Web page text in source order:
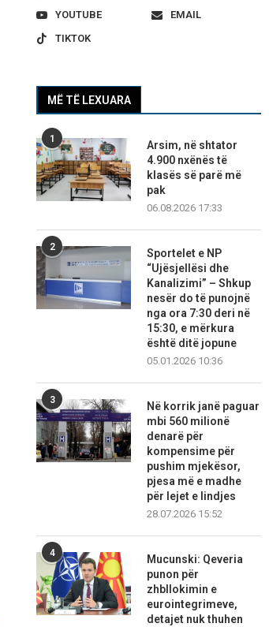
YOUTUBE
EMAIL
TIKTOK
MË TË LEXUARA
1
Arsim, në shtator
4.900 nxënës të
klasës së parë më
pak
06.08.2026 17:33
2
Sportelet e NP
“Ujësjellësi dhe
Kanalizimi” – Shkup
nesër do të punojnë
nga ora 7:30 deri në
15:30, e mërkura
është ditë jopune
05.01.2026 10:36
3
Në korrik janë paguar
mbi 560 milionë
denarë për
kompensime për
pushim mjekësor,
pjesa më e madhe
për lejet e lindjes
28.07.2026 15:52
4
Mucunski: Qeveria
punon për
zhbllokimin e
eurointegrimeve,
detajet nuk thuhen